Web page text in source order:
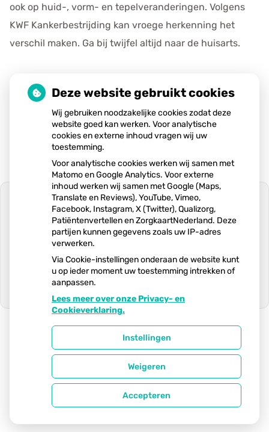
ook op huid-, vorm- en tepelveranderingen. Volgens
KWF Kankerbestrijding kan vroege herkenning het
verschil maken. Ga bij twijfel altijd naar de huisarts.
Lees het hele artikel op: Gez
Publicatiedatum:30-01-2026
U heeft geen toestemming gegeven
voorexterne inhoud
te zien.
Cookie-instellingen wijzigen
Uw Zorg Online|Beheer
Cookie-instellingen
het
van
de
Deze website gebruikt cookies
Wij gebruiken noodzakelijke cookies zodat deze
website goed kan werken. Voor analytische
cookies en externe inhoud vragen wij uw
toestemming.
Voor analytische cookies werken wij samen met
Matomo en Google Analytics. Voor externe
inhoud werken wij samen met Google (Maps,
Translate en Reviews), YouTube, Vimeo,
Facebook, Instagram, X (Twitter), Qualizorg,
Patiëntenvertellen en ZorgkaartNederland. Deze
partijen kunnen gegevens zoals uw IP-adres
verwerken.
Via Cookie-instellingen onderaan de website kunt
u op ieder moment uw toestemming intrekken of
aanpassen.
Lees meer over onze Privacy- en
Cookieverklaring.
Instellingen
Weigeren
Accepteren